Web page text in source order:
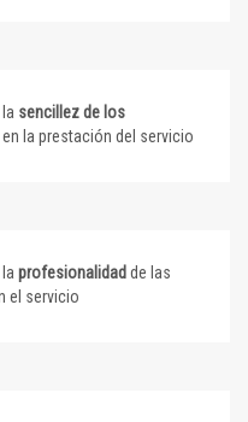
sencillez de los
en la prestación del servicio
profesionalidad de las
el servicio